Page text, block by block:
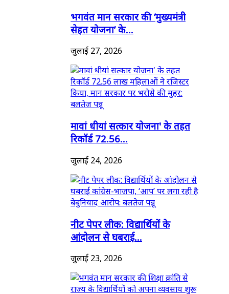
भगवंत मान सरकार की ‘मुख्यमंत्री
सेहत योजना’ के...
जुलाई 27, 2026
मावां धीयां सत्कार योजना' के तहत
रिकॉर्ड 72.56...
जुलाई 24, 2026
नीट पेपर लीक: विद्यार्थियों के
आंदोलन से घबराई...
जुलाई 23, 2026